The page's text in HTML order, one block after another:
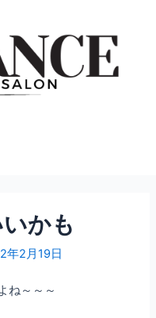
かも
年2月19日
ね～～～